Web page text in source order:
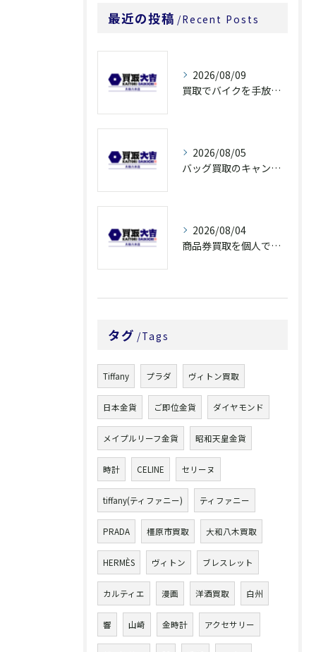
最近の投稿 Recent Posts
2026/08/09
買取でバイクを手放すなら奈良県橿原市大和郡山市の高額査定ポイントを解説
2026/08/05
バッグ買取のキャンペーンで奈良県橿原市でお得に売るための条件と注意点徹底ガイド
2026/08/04
商品券買取を個人で利用する際の奈良県橿原市で知っておきたい高換金ポイント
タグ Tags
Tiffany プラダ ヴィトン買取
日本金貨 ご即位金貨 ダイヤモンド
メイプルリーフ金貨 昭和天皇金貨
時計 CELINE セリーヌ
tiffany(ティファニー) ティファニー
PRADA 橿原市買取 大和八木買取
HERMÈS ヴィトン ブレスレット
カルティエ 漫画 洋酒買取 白州
響 山崎 金時計 アクセサリー